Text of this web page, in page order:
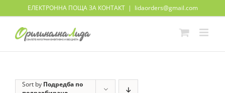
ЕЛЕКТРОННА ПОЩА ЗА КОНТАКТ | lidaorders@gmail.com
Sort by Подредба по